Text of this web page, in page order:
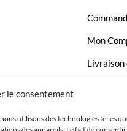
le consentement
utilisons des technologies telles
Mon
Livraison